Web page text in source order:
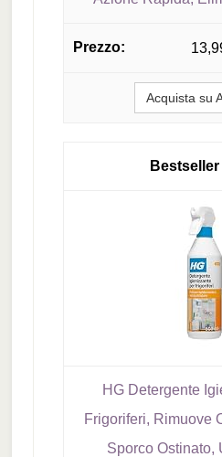
Acquista su
HG Detergente
Frigoriferi, Rimuove
Sporco Ostinato,